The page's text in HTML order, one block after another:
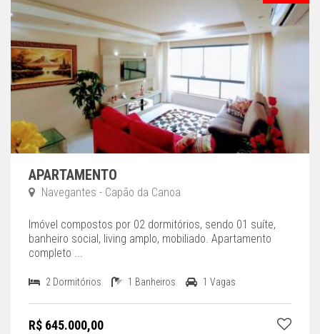
APARTAMENTO
Navegantes - Capão da Canoa
Imóvel compostos por 02 dormitórios, sendo 01 suíte,
banheiro social, living amplo, mobiliado. Apartamento
completo ...
2 Dormitórios 1 Banheiros 1 Vagas
R$ 645.000,00